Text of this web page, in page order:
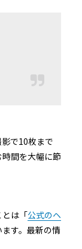
で10枚まで
間を大幅に節
は「公式のヘ
す。最新の情